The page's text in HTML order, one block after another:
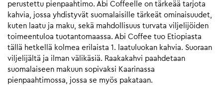
perustettu pienpaahtimo. Abi Coffeelle on tärkeää tarjota
kahvia, jossa yhdistyvät suomalaisille tärkeät ominaisuudet,
kuten laatu ja maku, sekä mahdollisuus turvata viljelijöiden
toimeentuloa tuotantomaassa. Abi Coffee tuo Etiopiasta
tällä hetkellä kolmea erilaista 1. laatuluokan kahvia. Suoraan
viljelijältä ja ilman välikäsiä. Raakakahvi paahdetaan
suomalaiseen makuun sopivaksi Kaarinassa
pienpaahtimossa, jossa se myös pakataan.